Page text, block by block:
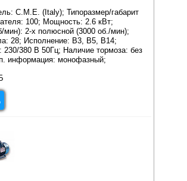
C.M.E. (Italy); Типоразмер/габарит
100; Мощность: 2.6 кВт;
мин): 2-х полюсной (3000 об./мин);
28; Исполнение: B3, B5, B14;
230/380 В 50Гц; Наличие тормоза: без
информация: монофазный;